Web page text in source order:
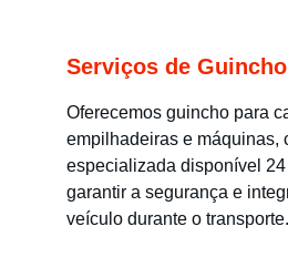
Serviços de Guincho
Oferecemos guincho para
empilhadeiras e máquinas,
especializada disponível
garantir a segurança e
veículo durante o transporte.